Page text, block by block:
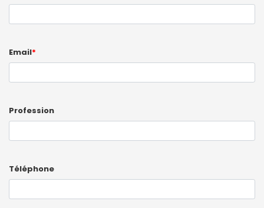
Email*
Profession
Téléphone